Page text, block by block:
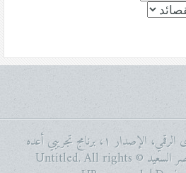
برنامج (زِمَام) لإدارة المحتوى الرقمي، الإصدار ١، برنامج تجريبي أعده
وبرمجه عبد الرحمن بن ناصر السعيد © Untitled. All rights